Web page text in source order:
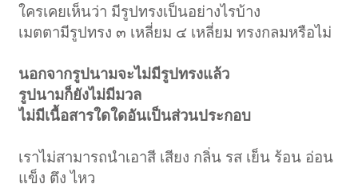
ใครเคยเห็นว่า มีรูปทรงเป็นอย่างไรบ้าง
เมตตามีรูปทรง ๓ เหลี่ยม ๔ เหลี่ยม ทรงกลมหรือไม่
นอกจากรูปนามจะไม่มีรูปทรงแล้ว
รูปนามก็ยังไม่มีมวล
ไม่มีเนื้อสารใดใดอันเป็นส่วนประกอบ
เราไม่สามารถนำเอาสี เสียง กลิ่น รส เย็น ร้อน อ่อน
แข็ง ตึง ไหว